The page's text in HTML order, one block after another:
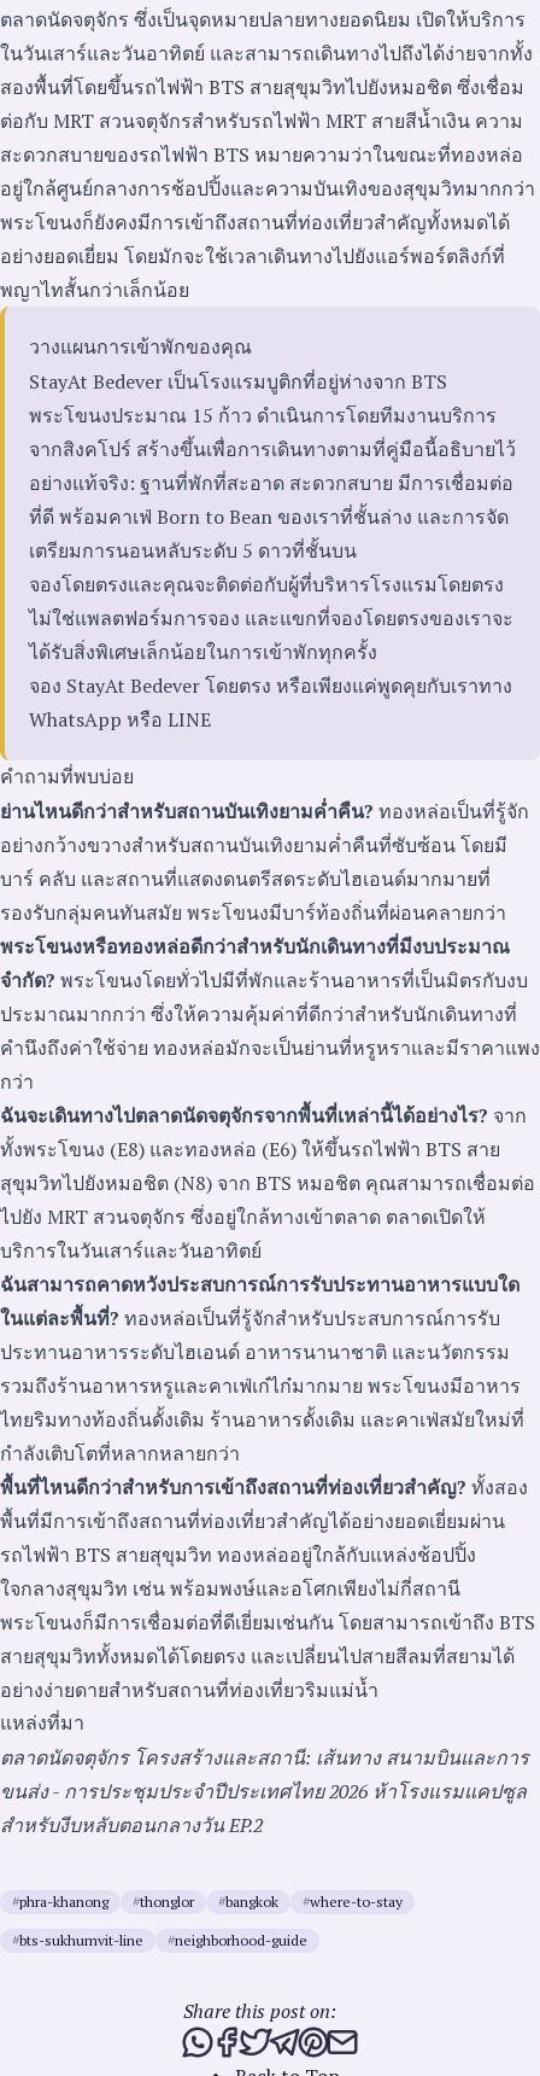
ตลาดนัดจตุจักร ซึ่งเป็นจุดหมายปลายทางยอดนิยม เปิดให้บริการ
ในวันเสาร์และวันอาทิตย์ และสามารถเดินทางไปถึงได้ง่ายจากทั้ง
สองพื้นที่โดยขึ้นรถไฟฟ้า BTS สายสุขุมวิทไปยังหมอชิต ซึ่งเชื่อม
ต่อกับ MRT สวนจตุจักรสำหรับรถไฟฟ้า MRT สายสีน้ำเงิน ความ
สะดวกสบายของรถไฟฟ้า BTS หมายความว่าในขณะที่ทองหล่อ
อยู่ใกล้ศูนย์กลางการช้อปปิ้งและความบันเทิงของสุขุมวิทมากกว่า
พระโขนงก็ยังคงมีการเข้าถึงสถานที่ท่องเที่ยวสำคัญทั้งหมดได้
อย่างยอดเยี่ยม โดยมักจะใช้เวลาเดินทางไปยังแอร์พอร์ตลิงก์ที่
พญาไทสั้นกว่าเล็กน้อย
วางแผนการเข้าพักของคุณ
StayAt Bedever เป็นโรงแรมบูติกที่อยู่ห่างจาก BTS
พระโขนงประมาณ 15 ก้าว ดำเนินการโดยทีมงานบริการ
จากสิงคโปร์ สร้างขึ้นเพื่อการเดินทางตามที่คู่มือนี้อธิบายไว้
อย่างแท้จริง: ฐานที่พักที่สะอาด สะดวกสบาย มีการเชื่อมต่อ
ที่ดี พร้อมคาเฟ่ Born to Bean ของเราที่ชั้นล่าง และการจัด
เตรียมการนอนหลับระดับ 5 ดาวที่ชั้นบน
จองโดยตรงและคุณจะติดต่อกับผู้ที่บริหารโรงแรมโดยตรง
ไม่ใช่แพลตฟอร์มการจอง และแขกที่จองโดยตรงของเราจะ
ได้รับสิ่งพิเศษเล็กน้อยในการเข้าพักทุกครั้ง
จอง StayAt Bedever โดยตรง หรือเพียงแค่พูดคุยกับเราทาง
WhatsApp หรือ LINE
คำถามที่พบบ่อย
ย่านไหนดีกว่าสำหรับสถานบันเทิงยามค่ำคืน? ทองหล่อเป็นที่รู้จัก
อย่างกว้างขวางสำหรับสถานบันเทิงยามค่ำคืนที่ซับซ้อน โดยมี
บาร์ คลับ และสถานที่แสดงดนตรีสดระดับไฮเอนด์มากมายที่
รองรับกลุ่มคนทันสมัย พระโขนงมีบาร์ท้องถิ่นที่ผ่อนคลายกว่า
พระโขนงหรือทองหล่อดีกว่าสำหรับนักเดินทางที่มีงบประมาณ
จำกัด? พระโขนงโดยทั่วไปมีที่พักและร้านอาหารที่เป็นมิตรกับงบ
ประมาณมากกว่า ซึ่งให้ความคุ้มค่าที่ดีกว่าสำหรับนักเดินทางที่
คำนึงถึงค่าใช้จ่าย ทองหล่อมักจะเป็นย่านที่หรูหราและมีราคาแพง
กว่า
ฉันจะเดินทางไปตลาดนัดจตุจักรจากพื้นที่เหล่านี้ได้อย่างไร? จาก
ทั้งพระโขนง (E8) และทองหล่อ (E6) ให้ขึ้นรถไฟฟ้า BTS สาย
สุขุมวิทไปยังหมอชิต (N8) จาก BTS หมอชิต คุณสามารถเชื่อมต่อ
ไปยัง MRT สวนจตุจักร ซึ่งอยู่ใกล้ทางเข้าตลาด ตลาดเปิดให้
บริการในวันเสาร์และวันอาทิตย์
ฉันสามารถคาดหวังประสบการณ์การรับประทานอาหารแบบใด
ในแต่ละพื้นที่? ทองหล่อเป็นที่รู้จักสำหรับประสบการณ์การรับ
ประทานอาหารระดับไฮเอนด์ อาหารนานาชาติ และนวัตกรรม
รวมถึงร้านอาหารหรูและคาเฟ่เก๋ไก๋มากมาย พระโขนงมีอาหาร
ไทยริมทางท้องถิ่นดั้งเดิม ร้านอาหารดั้งเดิม และคาเฟ่สมัยใหม่ที่
กำลังเติบโตที่หลากหลายกว่า
พื้นที่ไหนดีกว่าสำหรับการเข้าถึงสถานที่ท่องเที่ยวสำคัญ? ทั้งสอง
พื้นที่มีการเข้าถึงสถานที่ท่องเที่ยวสำคัญได้อย่างยอดเยี่ยมผ่าน
รถไฟฟ้า BTS สายสุขุมวิท ทองหล่ออยู่ใกล้กับแหล่งช้อปปิ้ง
ใจกลางสุขุมวิท เช่น พร้อมพงษ์และอโศกเพียงไม่กี่สถานี
พระโขนงก็มีการเชื่อมต่อที่ดีเยี่ยมเช่นกัน โดยสามารถเข้าถึง BTS
สายสุขุมวิททั้งหมดได้โดยตรง และเปลี่ยนไปสายสีลมที่สยามได้
อย่างง่ายดายสำหรับสถานที่ท่องเที่ยวริมแม่น้ำ
แหล่งที่มา
ตลาดนัดจตุจักร โครงสร้างและสถานี: เส้นทาง สนามบินและการ
ขนส่ง - การประชุมประจำปีประเทศไทย 2026 ห้าโรงแรมแคปซูล
สำหรับงีบหลับตอนกลางวัน EP.2
#phra-khanong #thonglor #bangkok #where-to-stay
#bts-sukhumvit-line #neighborhood-guide
Share this post on:
Share this post via WhatsApp
Share this post on Facebook
Tweet this post
Share this post via
Share this post on
Share this post via